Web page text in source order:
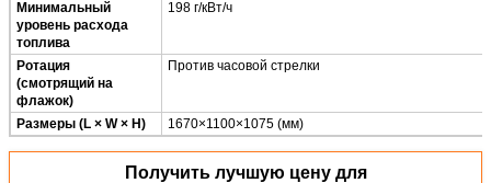
Минимальный
уровень расхода
топлива
198 г/кВт/ч
Ротация
(смотрящий на
флажок)
Против часовой стрелки
Размеры (L × W × H) 1670×1100×1075 (мм)
Получить лучшую цену для